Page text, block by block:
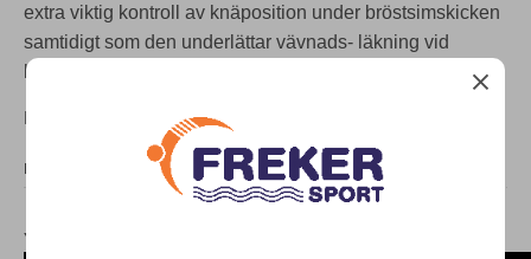
extra viktig kontroll av knäposition under bröstsimskicken
samtidigt som den underlättar vävnads- läkning vid
ljumskproblem.
Finns endast i en storlek
DELA
Youtube-kod 1: